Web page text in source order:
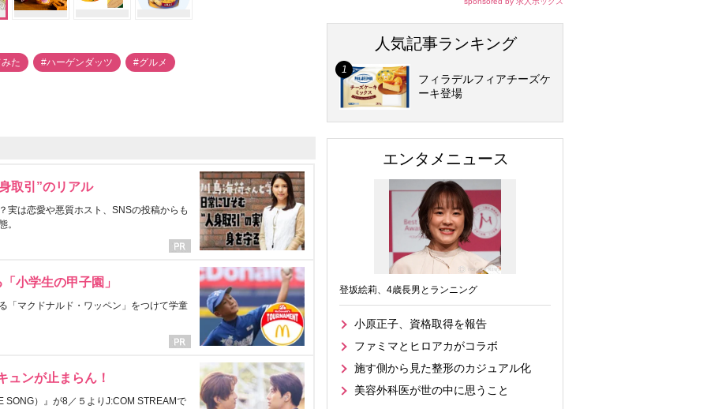
た #ハーゲンダッツ #グルメ
取引”のリアル
実は恋愛や悪質ホスト、SNSの投稿からも
。
小学生の甲子園」
「マクドナルド・ワッペン」をつけて学童
ュンが止まらん！
SONG）』が8／５よりJ:COM STREAMで
人気記事ランキング
フィラデルフィアチーズケ
ーキ登場
エンタメニュース
登坂絵莉、4歳長男とランニング
小原正子、資格取得を報告
ファミマとヒロアカがコラボ
施す側から見た整形のカジュアル化
美容外科医が世の中に思うこと